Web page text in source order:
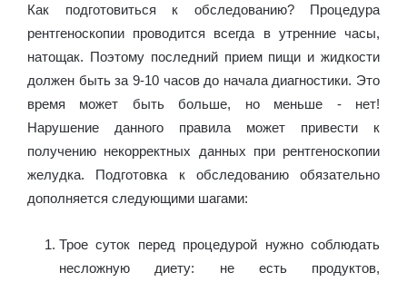
Как подготовиться к обследованию? Процедура
рентгеноскопии проводится всегда в утренние часы,
натощак. Поэтому последний прием пищи и жидкости
должен быть за 9-10 часов до начала диагностики. Это
время может быть больше, но меньше - нет!
Нарушение данного правила может привести к
получению некорректных данных при рентгеноскопии
желудка. Подготовка к обследованию обязательно
дополняется следующими шагами:
Трое суток перед процедурой нужно соблюдать
несложную диету: не есть продуктов,